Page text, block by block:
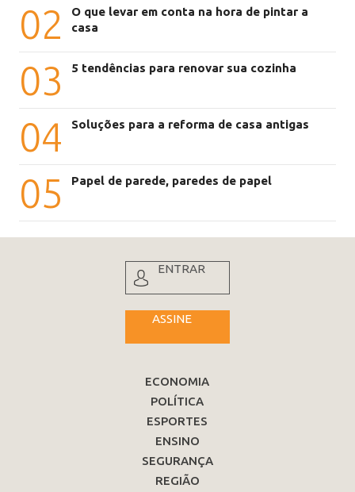
02
O que levar em conta na hora de pintar a
casa
03 5 tendências para renovar sua cozinha
04 Soluções para a reforma de casa antigas
05 Papel de parede, paredes de papel
ENTRAR
ASSINE
ECONOMIA
POLÍTICA
ESPORTES
ENSINO
SEGURANÇA
REGIÃO